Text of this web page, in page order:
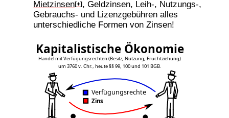
Mietzinsen[+] , Geldzinsen, Leih-, Nutzungs-,
Gebrauchs- und Lizenzgebühren alles
unterschiedliche Formen von Zinsen!